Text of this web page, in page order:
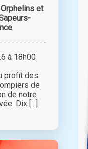
et
à 18h00
profit des
de
de notre
Dix [...]